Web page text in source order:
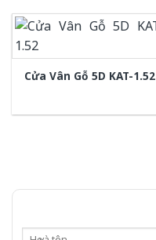
Cửa Vân Gỗ 5D KAT-1.52